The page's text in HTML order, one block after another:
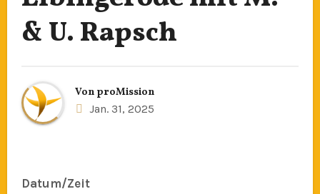
& U. Rapsch
Von proMission
Jan. 31, 2025
Datum/Zeit